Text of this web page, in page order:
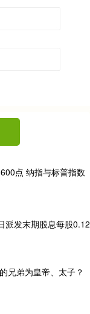
点 纳指与标普指数
派发末期股息每股0.12
兄弟为皇帝、太子？